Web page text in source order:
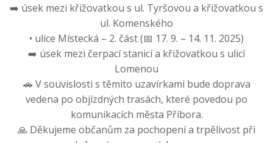
➡️ úsek mezi křižovatkou s ul. Tyršovou a křižovatkou s
ul. Komenského
• ulice Místecká – 2. část (📅 17. 9. – 14. 11. 2025)
➡️ úsek mezi čerpací stanicí a křižovatkou s ulicí
Lomenou
🚗 V souvislosti s těmito uzavírkami bude doprava
vedena po objízdných trasách, které povedou po
komunikacích města Příbora.
🙏 Děkujeme občanům za pochopení a trpělivost při